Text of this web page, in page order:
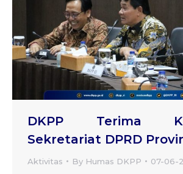
DKPP Terima
Sekretariat DPRD
Aktivitas By Humas DKPP 07-06-